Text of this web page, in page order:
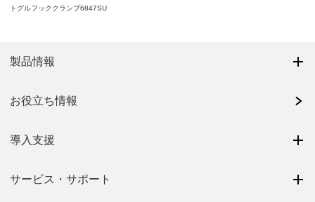
トグルフッククランプ6847SU
製品情報
お役立ち情報
導入支援
サービス・サポート